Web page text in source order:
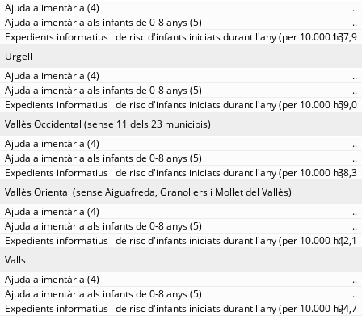
..
..
137,9
Urgell
..
..
59,0
Vallès Occidental (sense 11 dels 23 municipis)
..
..
38,3
Vallès Oriental (sense Aiguafreda, Granollers i Mollet del Vallès)
..
..
42,1
Valls
..
..
94,7